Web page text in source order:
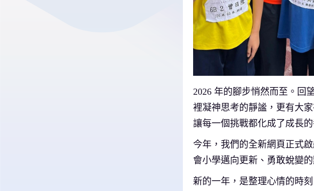
2026 年的腳步悄然而至。回
裡凝神思考的靜謐，更有大
讓每一個挑戰都化成了成長的
今年，我們的全新網頁正式
會小學邁向更新、勇敢蛻變
新的一年，是整理心情的時